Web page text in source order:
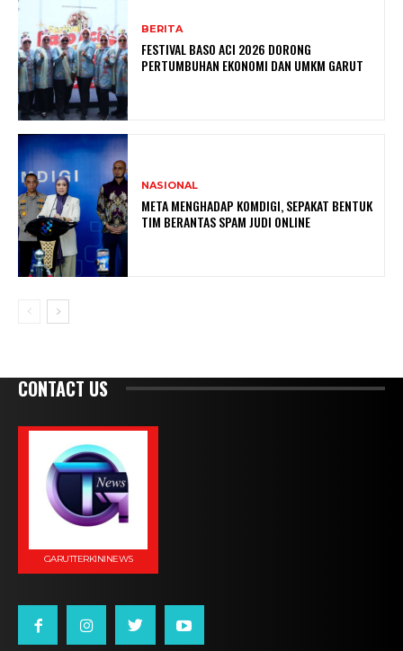
BERITA
FESTIVAL BASO ACI 2026 DORONG
PERTUMBUHAN EKONOMI DAN UMKM GARUT
NASIONAL
META MENGHADAP KOMDIGI, SEPAKAT BENTUK
TIM BERANTAS SPAM JUDI ONLINE
CONTACT US
GARUTTERKININEWS